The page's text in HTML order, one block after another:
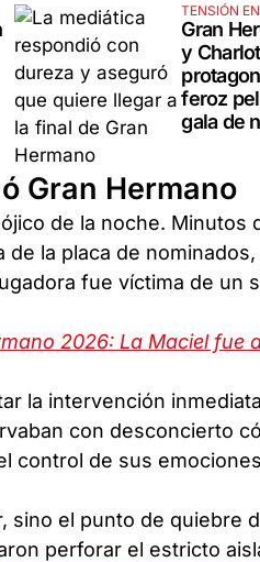
TENSIÓN
Gran
y
feroz
gala de
Gran Hermano
de la noche. Minutos
de la placa de
fue víctima de un
2026: La Maciel fue
la intervención
con desconcierto
control de sus
sino el punto de quiebre
perforar el estricto